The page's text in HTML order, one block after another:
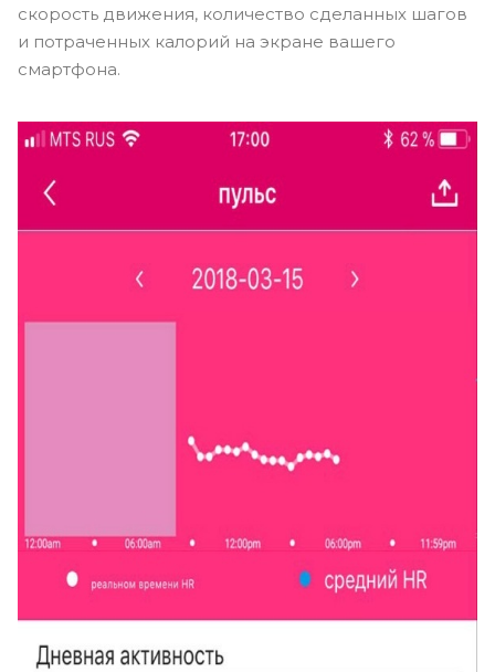
скорость движения, количество сделанных шагов
и потраченных калорий на экране вашего
смартфона.